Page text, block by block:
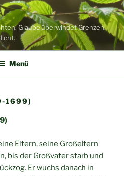
Glaube überwindet Grenzen.
Menü
1699)
Eltern, seine Großeltern
bis der Großvater starb und
Er wuchs danach in